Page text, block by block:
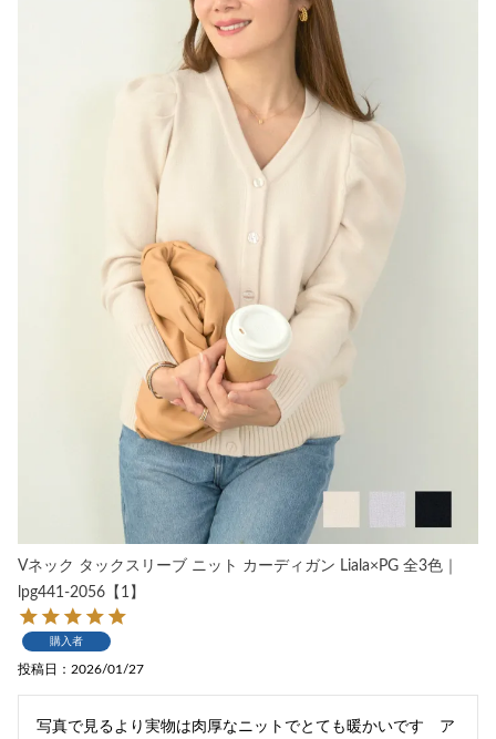
Vネック タックスリーブ ニット カーディガン Liala×PG 全3色｜
lpg441-2056【1】
購入者
投稿日 2026/01/27
写真で見るより実物は肉厚なニットでとても暖かいです　ア